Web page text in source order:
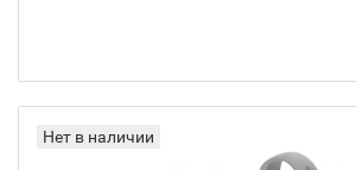
Нет в наличии